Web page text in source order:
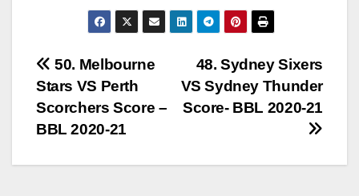
Post
navigation
48. Sydney Sixers
VS Sydney Thunder
Score- BBL 2020-21
50. Melbourne
Stars VS Perth
Scorchers Score –
BBL 2020-21